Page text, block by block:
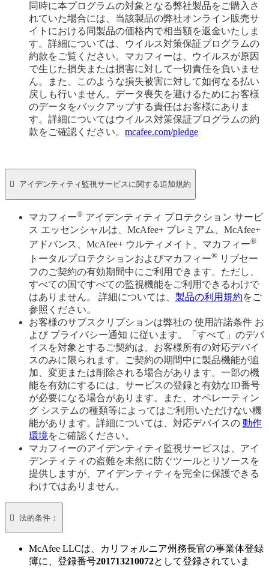
同時に本プログラムの対象となる弊社製品をご購入さ
れていた場合には、当該製品の弊社オンライン販売サ
イトにおける同製品の価格内で相当額を返金いたしま
す。詳細については、ウイルス対策保証プログラムの
約款をご覧ください。マカフィーは、ウイルスが原因
で生じた損失または損害に対して一切責任を負いませ
ん。また、このような損失被害に対して如何なる払い
戻しも行いません。データ喪失を避けるためにお客様
のデータをバックアップする責任はお客様にありま
す。詳細についてはウイルス対策保証プログラムの約
款をご確認ください。 mcafee.com/pledge
 アイデンティティ監視サービスに関する追加規約
マカフィー® アイデンティティ プロテクション サービ
ス エッセンシャルは、McAfee+ プレミアム、McAfee+
アドバンス、McAfee+ ウルティメイト、マカフィー®
トータルプロテクションおよびマカフィー® リブセー
フのご契約の有効期間中にご利用できます。ただし、
すべての国ですべての監視機能をご利用できるわけで
はありません。 詳細については、 製品の利用規約をご
参照ください。
お客様のサブスクリプションは弊社の 使用許諾条件 お
よび プライバシー通知 に従います。「すべて」のデバ
イスを対象とするご契約は、お客様所有の対応デバイ
スのみに限られます。ご契約の期間中に製品機能が追
加、変更または削除される場合があります。一部の機
能を有効にするには、サービスの登録と有効なID番号
が必要になる場合があります。また、オペレーティン
グ システムの種類等によってはご利用いただけない機
能があります。詳細については、対応デバイスの 動作
環境をご確認ください。
マカフィーのアイデンティティ監視サービスは、アイ
デンティティの盗難を未然に防ぐツールとリソースを
提供しますが、アイデンティティを完全に保護できる
わけではありません。
 法的条件：
McAfee LLCは、カリフォルニア州務長官の事業体登録
簿に、登録番号201713210072として登録されていま